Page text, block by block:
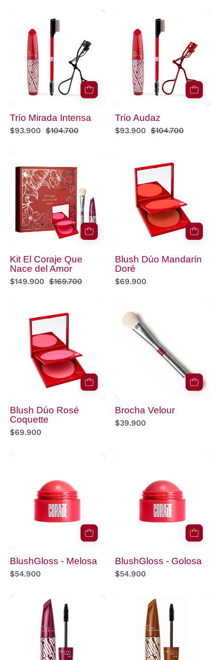
Mirada
Intensa
Trío Mirada Intensa
$93.900 $104.700
Trío Audaz
$93.900 $104.700
El
Coraje
Que
Nace
del
Amor
Kit El Coraje Que
Nace del Amor
$149.900 $169.700
Dúo
Mandarín
Doré
Blush Dúo Mandarín
Doré
$69.900
Dúo
Coquette
Blush Dúo Rosé
Coquette
$69.900
Brocha Velour
$39.900
Melosa
BlushGloss - Melosa
$54.900
Golosa
BlushGloss - Golosa
$54.900
Malvett
Coraje
Moccafé
Coraje